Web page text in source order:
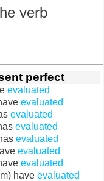
verb
perfect
evaluated
evaluated
evaluated
evaluated
evaluated
evaluated
evaluated
have evaluated